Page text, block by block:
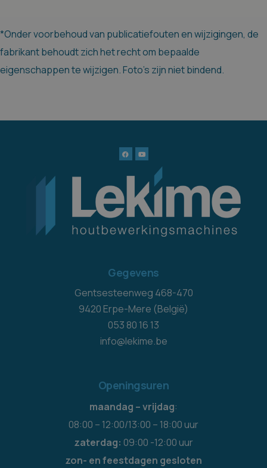
*Onder voorbehoud van publicatiefouten en wijzigingen, de
fabrikant behoudt zich het recht om bepaalde
eigenschappen te wijzigen. Foto's zijn niet bindend.
Gegevens
Gentsesteenweg 468-470
9420 Erpe-Mere (België)
053 80 16 13
info@lekime.be
Openingsuren
maandag – vrijdag:
08:00 – 12:00/13:00 – 18:00 uur
zaterdag: 09:00 -12:00 uur
zon- en feestdagen gesloten